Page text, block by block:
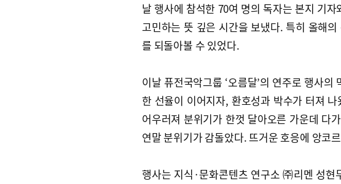
날 행사에 참석한 70여 명의 독자는 본지 기
고민하는 뜻 깊은 시간을 보냈다. 특히 올해
를 되돌아볼 수 있었다.
이날 퓨전국악그룹 ‘오름달’의 연주로 행사
한 선율이 이어지자, 환호성과 박수가 터져
어우러져 분위기가 한껏 달아오른 가운데 다
연말 분위기가 감돌았다. 뜨거운 호응에 앙코
행사는 지식·문화콘텐츠 연구소 ㈜리멘 성